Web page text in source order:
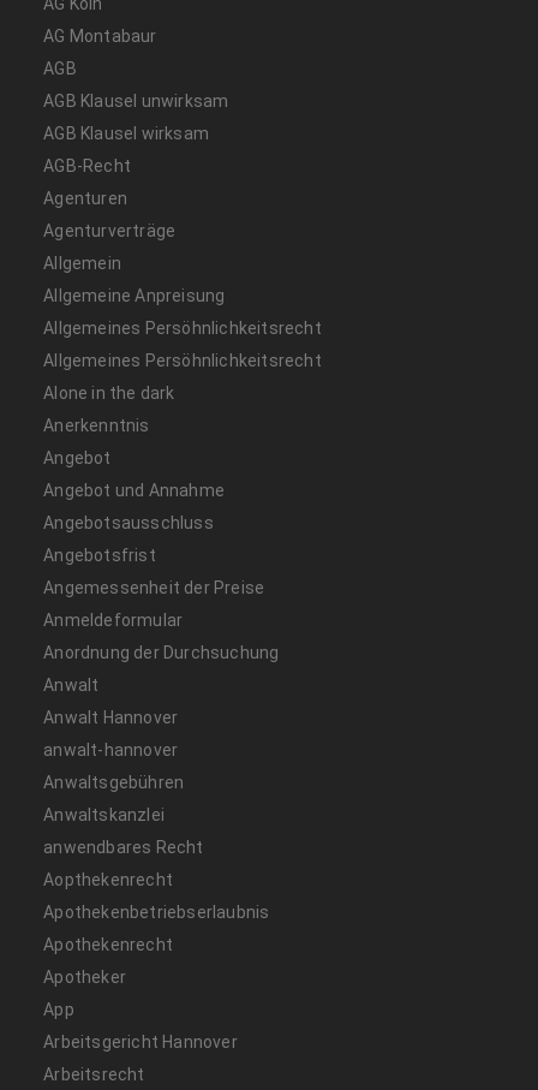
AG Montabaur
AGB
AGB Klausel unwirksam
AGB Klausel wirksam
AGB-Recht
Agenturen
Agenturverträge
Allgemein
Allgemeine Anpreisung
Allgemeines Persöhnlichkeitsrecht
Allgemeines Persöhnlichkeitsrecht
Alone in the dark
Anerkenntnis
Angebot
Angebot und Annahme
Angebotsausschluss
Angebotsfrist
Angemessenheit der Preise
Anmeldeformular
Anordnung der Durchsuchung
Anwalt
Anwalt Hannover
anwalt-hannover
Anwaltsgebühren
Anwaltskanzlei
anwendbares Recht
Aopthekenrecht
Apothekenbetriebserlaubnis
Apothekenrecht
Apotheker
App
Arbeitsgericht Hannover
Arbeitsrecht